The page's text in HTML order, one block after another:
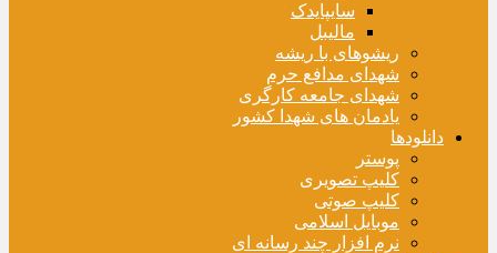
سایپایدک
مالیبل
ریشوهای با ریشه
شهدای مدافع حرم
شهدای جامعه کارگری
یادمان های شهدا کشور
دانلودها
پوستر
کلیپ تصویری
کلیپ صوتی
موبایل اسلامی
نرم افزار چند رسانه ای